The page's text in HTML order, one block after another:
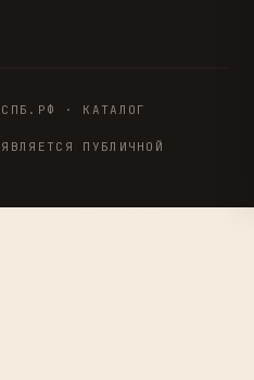
· КАТАЛОГ
ПУБЛИЧНОЙ